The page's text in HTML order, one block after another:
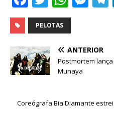
a
c
e
b
o
o
k
w
it
te
r
h
at
s
A
p
p
e
n
e
r
PELOTAS
ANTERIOR
Postmortem
Munaya
Coreógrafa Bia Diamante